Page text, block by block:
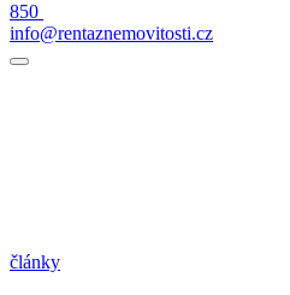
850
info@rentaznemovitosti.cz
články